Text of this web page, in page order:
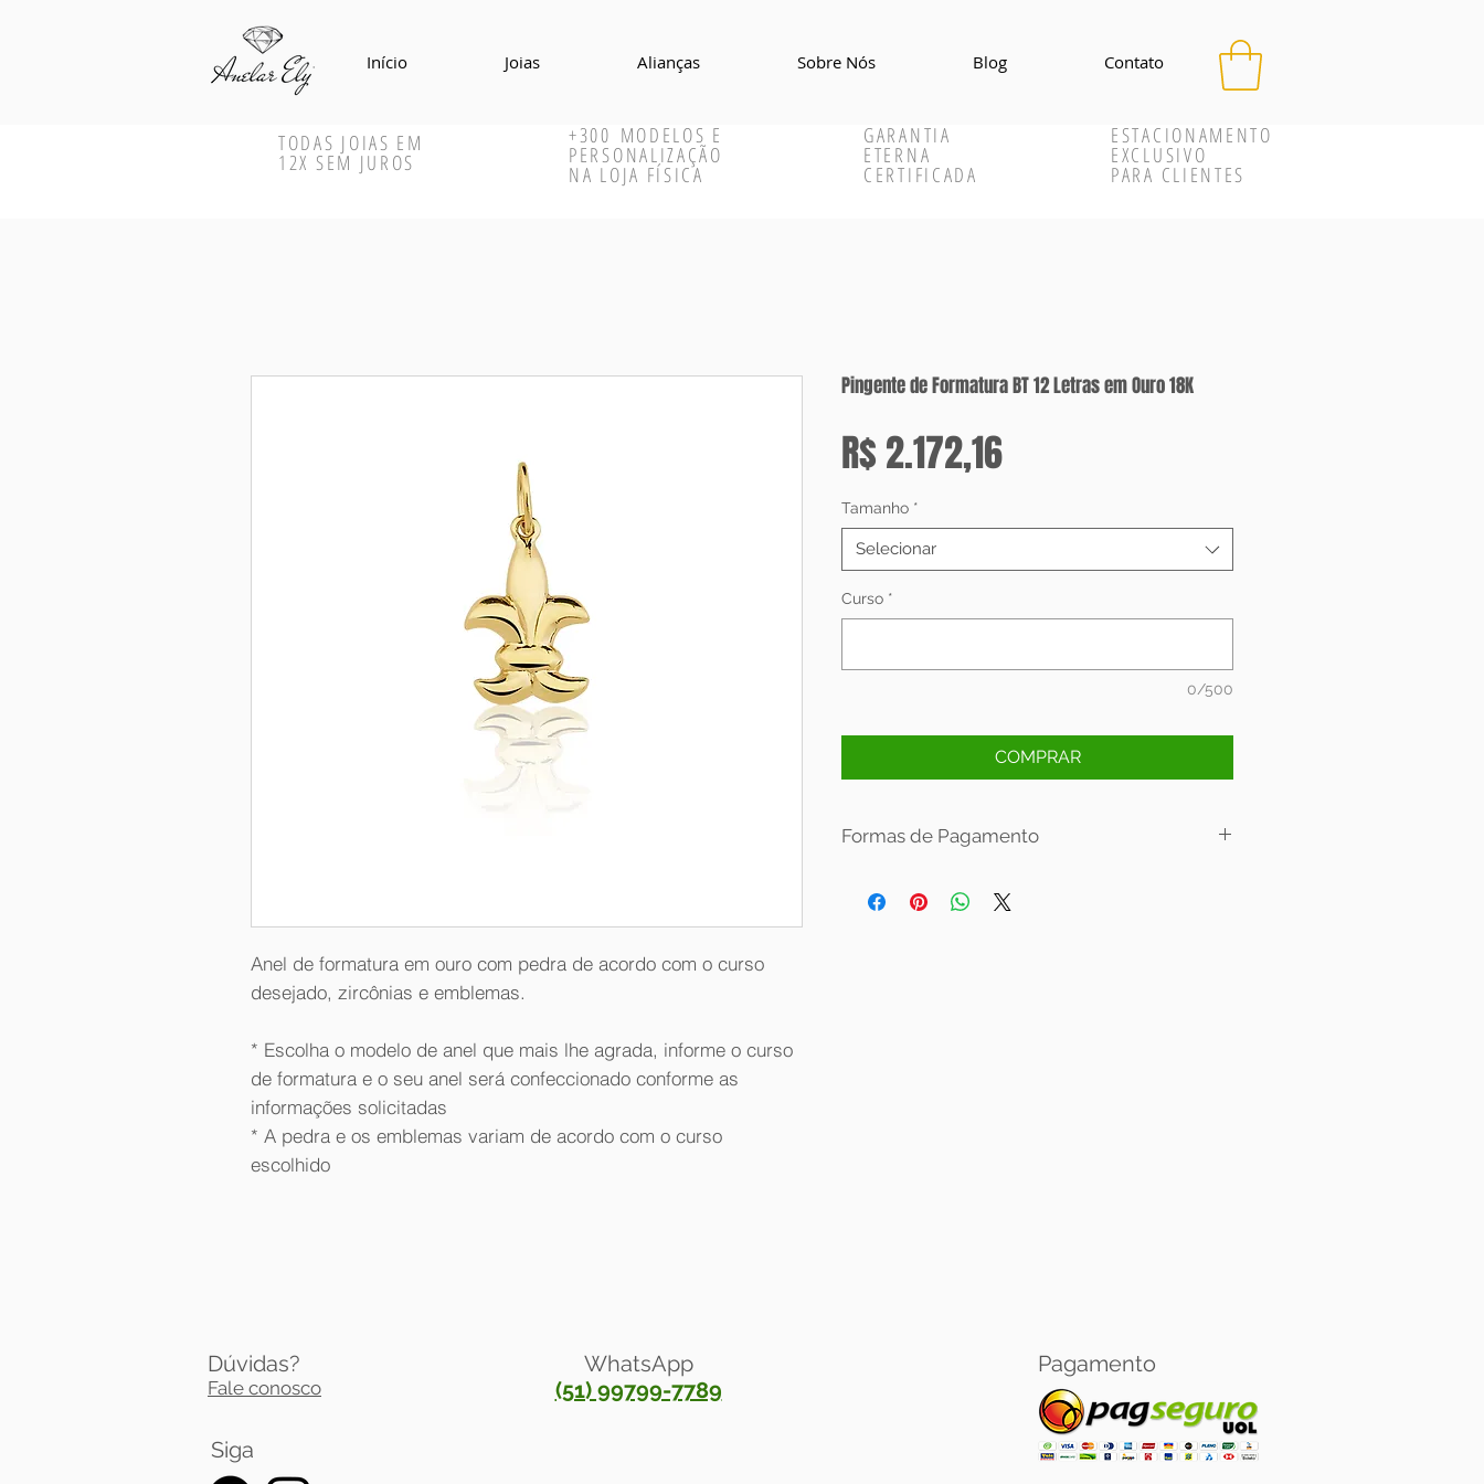
Início Joias Alianças Sobre Nós Blog Contato
TODAS JOIAS EM
12X SEM JUROS
+300 MODELOS E
PERSONALIZAÇÃO
NA LOJA FÍSICA
GARANTIA
ETERNA
CERTIFICADA
ESTACIONAMENTO
EXCLUSIVO
PARA CLIENTES
Anel de formatura em ouro com pedra de acordo com o curso
desejado, zircônias e emblemas.
* Escolha o modelo de anel que mais lhe agrada, informe o curso
de formatura e o seu anel será confeccionado conforme as
informações solicitadas
* A pedra e os emblemas variam de acordo com o curso
escolhido
Pingente de Formatura BT 12 Letras em Ouro 18K
R$ 2.172,16Preço
Tamanho *
Selecionar
Curso *
0/500
COMPRAR
Formas de Pagamento
Valor com desconto: 6x sem juros.
Dúvidas?
Fale conosco
Siga
Pagamento
WhatsApp
(51) 99799-7789